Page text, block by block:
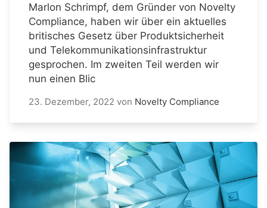
Marlon Schrimpf, dem Gründer von Novelty
Compliance, haben wir über ein aktuelles
britisches Gesetz über Produktsicherheit
und Telekommunikationsinfrastruktur
gesprochen. Im zweiten Teil werden wir
nun einen Blic
23. Dezember, 2022 von Novelty Compliance